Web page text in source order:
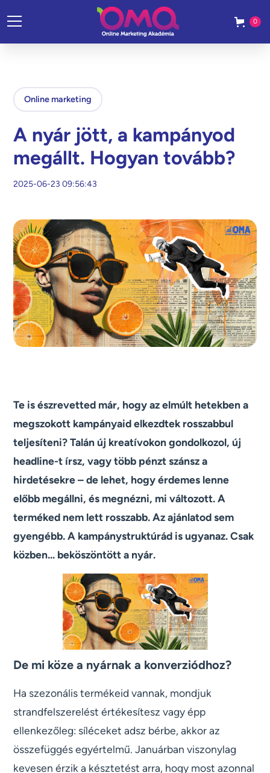
0
Online marketing
A nyár jött, a kampányod
megállt. Hogyan tovább?
2025-06-23 09:56:43
Te is észrevetted már, hogy az elmúlt hetekben a
megszokott kampányaid elkezdtek rosszabbul
teljesíteni? Talán új kreatívokon gondolkozol, új
headline-t írsz, vagy több pénzt szánsz a
hirdetésekre – de lehet, hogy érdemes lenne
előbb megállni, és megnézni, mi változott. A
terméked nem lett rosszabb. Az ajánlatod sem
gyengébb. A kampánystruktúrád is ugyanaz. Csak
közben... beköszöntött a nyár.
De mi köze a nyárnak a konverziódhoz?
Ha szezonális termékeid vannak, mondjuk
strandfelszerelést értékesítesz vagy épp
ellenkezőleg: síléceket adsz bérbe, akkor az
összefüggés egyértelmű. Januárban viszonylag
kevesen érzik a késztetést arra, hogy most azonnal